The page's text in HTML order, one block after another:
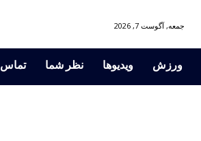
جمعه, آگوست 7, 2026
ورزش ویدیوها نظر شما تماس